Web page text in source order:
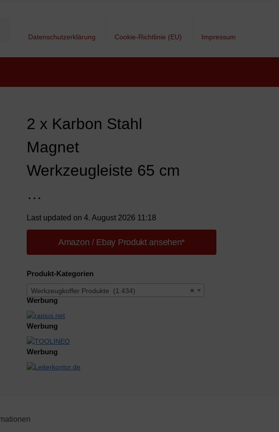
Datenschutzerklärung Cookie-Richtlinie (EU) Impressum
2 x Karbon Stahl
Magnet
Werkzeugleiste 65 cm
…
Last updated on 4. August 2026 11:18
Amazon / Ebay Produkt ansehen*
Produkt-Kategorien
×
Werkzeugkoffer Produkte (1.434)
Werbung
Werbung
Werbung